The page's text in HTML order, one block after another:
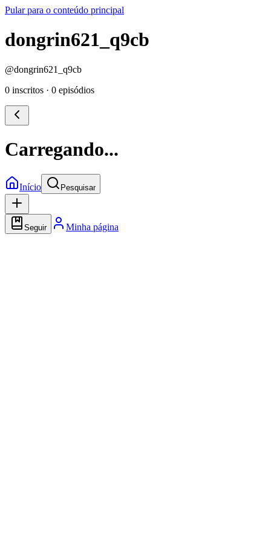
Pular para o conteúdo principal
dongrin621_q9cb
@dongrin621_q9cb
0 inscritos · 0 episódios
Carregando...
Início Pesquisar
Seguir Minha página